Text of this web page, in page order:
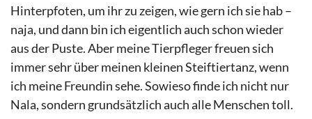
Hinterpfoten, um ihr zu zeigen, wie gern ich sie hab –
naja, und dann bin ich eigentlich auch schon wieder
aus der Puste. Aber meine Tierpfleger freuen sich
immer sehr über meinen kleinen Steiftiertanz, wenn
ich meine Freundin sehe. Sowieso finde ich nicht nur
Nala, sondern grundsätzlich auch alle Menschen toll.